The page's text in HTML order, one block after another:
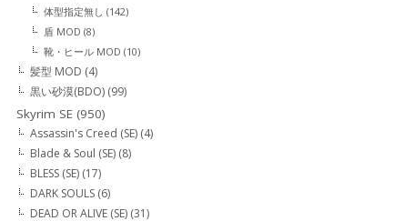
体型指定無し (142)
盾 MOD (8)
靴・ヒール MOD (10)
髪型 MOD (4)
黒い砂漠(BDO) (99)
Skyrim SE (950)
Assassin's Creed (SE) (4)
Blade & Soul (SE) (8)
BLESS (SE) (17)
DARK SOULS (6)
DEAD OR ALIVE (SE) (31)